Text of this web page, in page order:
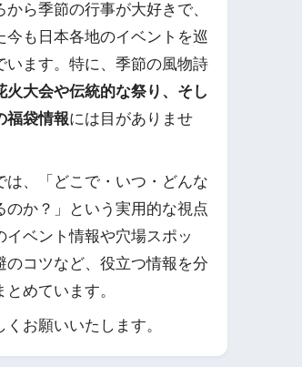
ら季節の行事が大好きで、
今も日本各地のイベントを巡
います。特に、季節の風物詩
火大会や伝統的な祭り、そし
福袋情報には目がありませ
は、「どこで・いつ・どんな
のか？」という実用的な視点
イベント情報や穴場スポッ
のコツなど、役立つ情報を分
めています。
くお願いいたします。